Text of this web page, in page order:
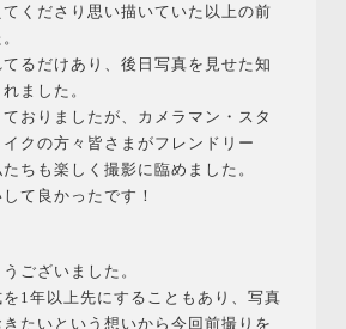
くださり思い描いていた以上の前
るだけあり、後日写真を見せた知
ました。
おりましたが、カメラマン・スタ
クの方々皆さまがフレンドリー
ちも楽しく撮影に臨めました。
て良かったです！
ございました。
1年以上先にすることもあり、写真
たいという想いから今回前撮りを